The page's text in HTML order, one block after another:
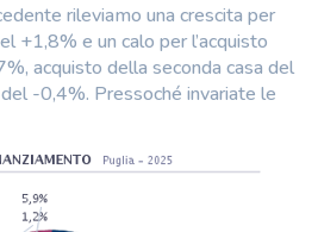
rileviamo una crescita per
+1,8% e un calo per l’acquisto
acquisto della seconda casa del
-0,4%. Pressoché invariate le